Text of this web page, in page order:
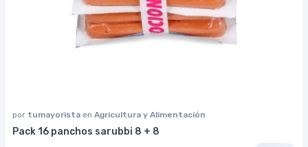
por tumayorista en Agricultura y Alimentación
Pack 16 panchos sarubbi 8 + 8